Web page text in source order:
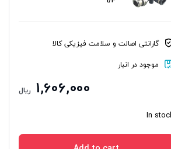
گارانتی اصالت و سلامت فیزیکی کالا
موجود در انبار
1,606,000 ریال
In